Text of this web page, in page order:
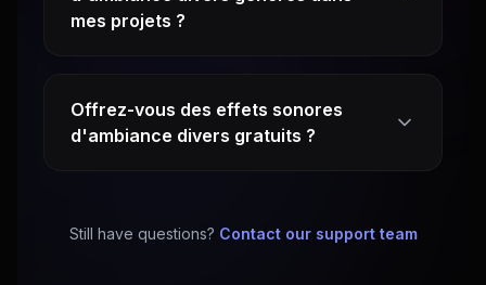
mes projets ?
Offrez-vous des effets sonores
d'ambiance divers gratuits ?
Still have questions? Contact our support team